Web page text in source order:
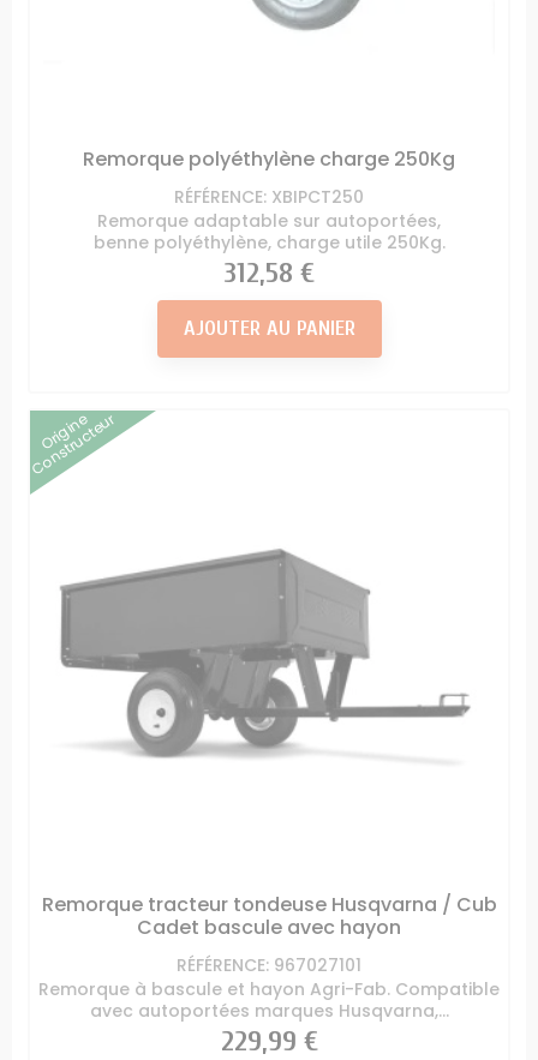
Remorque polyéthylène charge 250Kg
RÉFÉRENCE: XBIPCT250
Remorque adaptable sur autoportées,
benne polyéthylène, charge utile 250Kg.
Prix
312,58 €
AJOUTER AU PANIER
Origine
Constructeur
Remorque tracteur tondeuse Husqvarna / Cub
Cadet bascule avec hayon
RÉFÉRENCE: 967027101
Remorque à bascule et hayon Agri-Fab. Compatible
avec autoportées marques Husqvarna,...
Prix
229,99 €